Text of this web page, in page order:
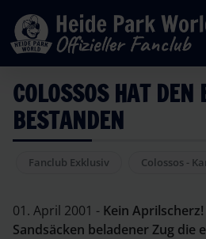
COLOSSOS HAT DEN
BESTANDEN
Fanclub Exklusiv Colossos -
01. April 2001 - Kein
Sandsäcken beladener Zug die